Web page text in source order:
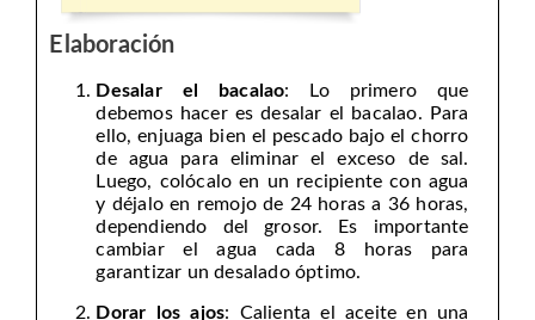
Elaboración
Desalar el bacalao: Lo primero que
debemos hacer es desalar el bacalao. Para
ello, enjuaga bien el pescado bajo el chorro
de agua para eliminar el exceso de sal.
Luego, colócalo en un recipiente con agua
y déjalo en remojo de 24 horas a 36 horas,
dependiendo del grosor. Es importante
cambiar el agua cada 8 horas para
garantizar un desalado óptimo.
Dorar los ajos: Calienta el aceite en una